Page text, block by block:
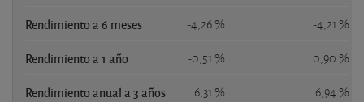
Rendimiento a 6 meses -4,26 % -4,21 %
Rendimiento a 1 año -0,51 % 0,90 %
Rendimiento anual a 3 años 6,31 % 6,94 %